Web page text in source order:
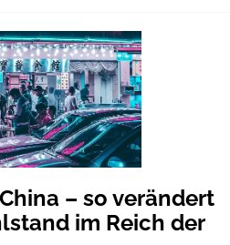
– so verändert
im Reich der